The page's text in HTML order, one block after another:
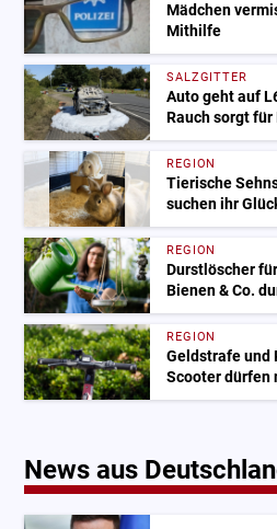
Mädchen
Mithilfe
SALZGITTER
Auto geht auf
Rauch sorgt
REGION
Tierische
suchen ihr
REGION
Durstlöscher
Bienen & Co.
REGION
Geldstrafe und
Scooter dürfen
News aus